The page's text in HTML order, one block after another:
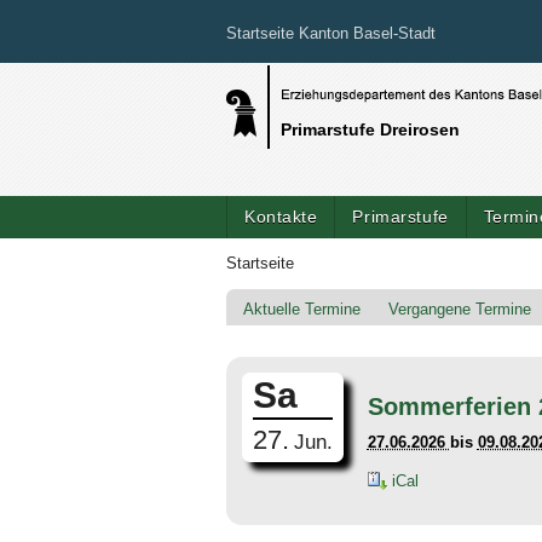
Startseite Kanton Basel-Stadt
Primarstufe Dreirosen
Kontakte Primarstufe
Startseite
Aktuelle Termine Vergangene Termine
Sa
27. Jun.
Sommerferien
27.06.2026 bis
iCal